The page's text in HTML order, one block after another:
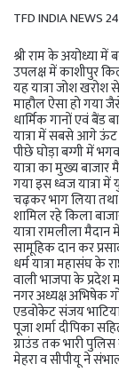
TFD INDIA NEWS
श्री राम के अयोध्या में
उपलक्ष में काशीपुर
यह यात्रा जोश खरोश
माहौल ऐसा हो गया
धार्मिक गानों एवं
यात्रा में सबसे आगे ऊंट
पीछे घोड़ा बग्गी में
यात्रा का मुख्य बाजार
गया इस ध्वज यात्रा
चढ़कर भाग लिया तथा
शामिल रहे किला
यात्रा रामलीला
सामूहिक दान कर
धर्म यात्रा महासंघ के
वाली भाजपा के प्रदेश
नगर अध्यक्ष अभिषेक
एडवोकेट संजय भाटिया
पूजा शर्मा दीपिका
ग्राउंड तक भारी
मेहरा व सीपीयू ने